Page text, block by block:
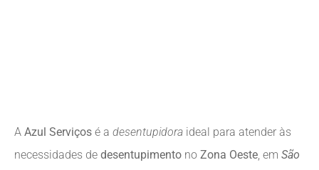
A Azul Serviços é a desentupidora ideal para atender às
necessidades de desentupimento no Zona Oeste, em São